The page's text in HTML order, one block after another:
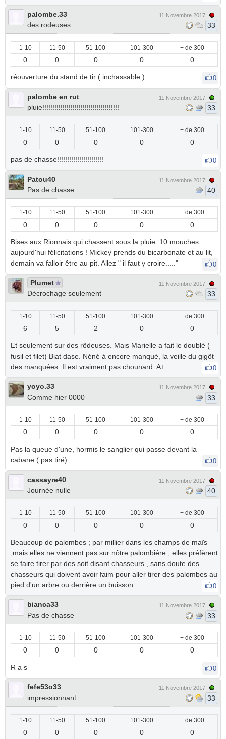
palombe.33
des rodeuses
11 Novembre 2017
33
1-10 11-50 51-100 101-300 + de 300
0 0 0 0 0
réouverture du stand de tir ( inchassable ) 0
palombe en rut
pluie!!!!!!!!!!!!!!!!!!!!!!!!!!!!!!!!!!!!!!
11 Novembre 2017
33
1-10 11-50 51-100 101-300 + de 300
0 0 0 0 0
pas de chasse!!!!!!!!!!!!!!!!!!!!!!! 0
Patou40
Pas de chasse..
11 Novembre 2017
40
1-10 11-50 51-100 101-300 + de 300
0 0 0 0 0
Bises aux Rionnais qui chassent sous la pluie. 10 mouches
aujourd'hui félicitations ! Mickey prends du bicarbonate et au lit,
demain va falloir être au pit. Allez " il faut y croire....."
0
Plumet
Décrochage seulement
11 Novembre 2017
33
1-10 11-50 51-100 101-300 + de 300
6 5 2 0 0
Et seulement sur des rôdeuses. Mais Marielle a fait le doublé (
fusil et filet) Biat dase. Néné à encore manqué, la veille du gigôt
des manquées. Il est vraiment pas chounard. A+
0
yoyo.33
Comme hier 0000
11 Novembre 2017
33
1-10 11-50 51-100 101-300 + de 300
0 0 0 0 0
Pas la queue d'une, hormis le sanglier qui passe devant la
cabane ( pas tiré).
0
cassayre40
Journée nulle
11 Novembre 2017
40
1-10 11-50 51-100 101-300 + de 300
0 0 0 0 0
Beaucoup de palombes ; par millier dans les champs de maïs
;mais elles ne viennent pas sur nôtre palombiére ; elles préfèrent
se faire tirer par des soit disant chasseurs , sans doute des
chasseurs qui doivent avoir faim pour aller tirer des palombes au
pied d'un arbre ou derrière un buisson .
0
bianca33
Pas de chasse
11 Novembre 2017
33
1-10 11-50 51-100 101-300 + de 300
0 0 0 0 0
R a s 0
fefe53o33
impressionnant
11 Novembre 2017
33
1-10 11-50 51-100 101-300 + de 300
0 0 0 0 0